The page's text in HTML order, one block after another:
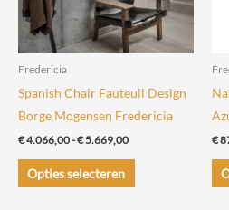
Fredericia
Spanish Chair Fauteuil Design
Borge Mogensen Fredericia
€4.066,00-€5.669,00Prijsklasse:
Opties selecteren
Dit
product
€